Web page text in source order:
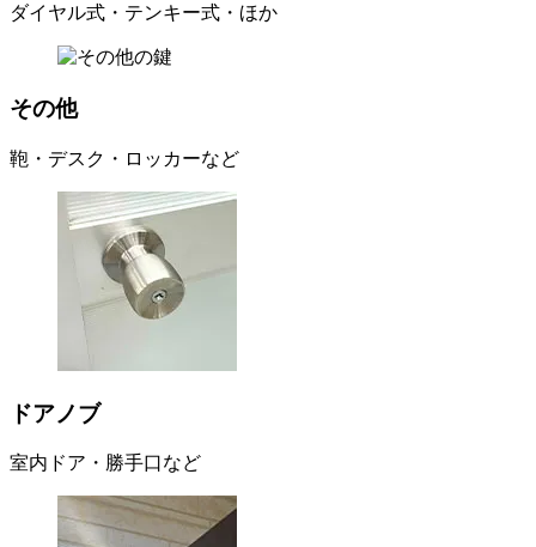
ダイヤル式・テンキー式・ほか
その他
鞄・デスク・ロッカーなど
ドアノブ
室内ドア・勝手口など